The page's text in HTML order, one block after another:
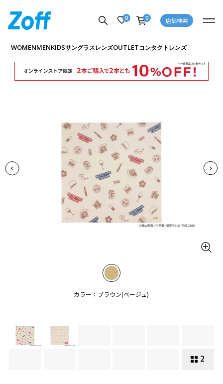
0 0 店舗検索
WOMENMENKIDSサングラスレンズOUTLETコンタクトレンズ
カラー：ブラウン(ベージュ)
2
商品詳細ページへ